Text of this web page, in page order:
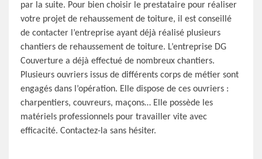
par la suite. Pour bien choisir le prestataire pour réaliser
votre projet de rehaussement de toiture, il est conseillé
de contacter l’entreprise ayant déjà réalisé plusieurs
chantiers de rehaussement de toiture. L’entreprise DG
Couverture a déjà effectué de nombreux chantiers.
Plusieurs ouvriers issus de différents corps de métier sont
engagés dans l’opération. Elle dispose de ces ouvriers :
charpentiers, couvreurs, maçons… Elle possède les
matériels professionnels pour travailler vite avec
efficacité. Contactez-la sans hésiter.